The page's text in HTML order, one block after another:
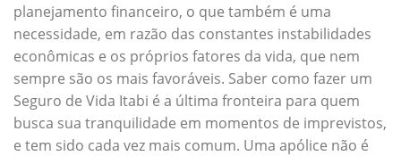
planejamento financeiro, o que também é uma
necessidade, em razão das constantes instabilidades
econômicas e os próprios fatores da vida, que nem
sempre são os mais favoráveis. Saber como fazer um
Seguro de Vida Itabi é a última fronteira para quem
busca sua tranquilidade em momentos de imprevistos,
e tem sido cada vez mais comum. Uma apólice não é